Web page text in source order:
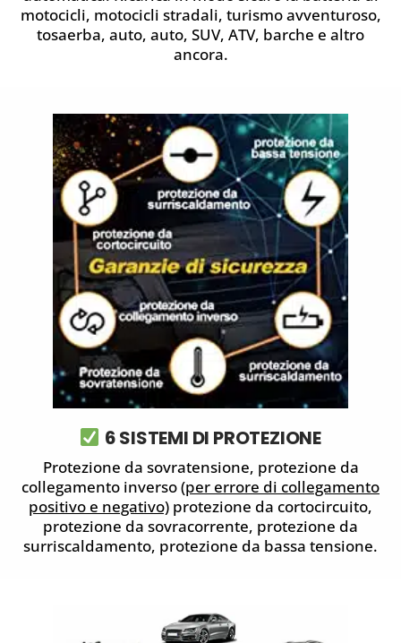
motocicli, motocicli stradali, turismo avventuroso,
tosaerba, auto, auto, SUV, ATV, barche e altro
ancora.
6 SISTEMI DI PROTEZIONE
Protezione da sovratensione, protezione da
collegamento inverso (per errore di collegamento
positivo e negativo) protezione da cortocircuito,
protezione da sovracorrente, protezione da
surriscaldamento, protezione da bassa tensione.